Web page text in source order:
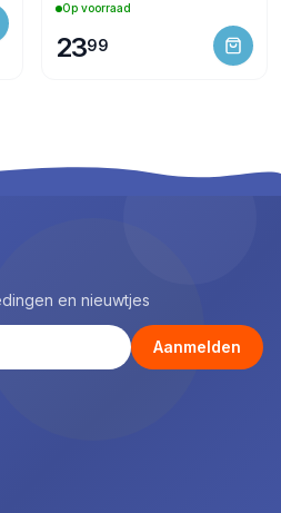
Op voorraad
2399
en nieuwtjes
Aanmelden